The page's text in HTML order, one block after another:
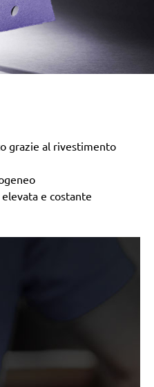
LRS 93 M, RS 3, RS 3 E,
3 E-STF, RS 300, RS 300
SFE, RS 3-STF, RS 4 E-
grazie al rivestimento
e costante